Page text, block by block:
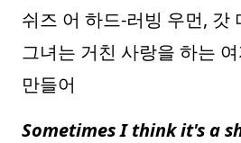
쉬즈 어 하드-러빙 우먼, 갓
그녀는 거친 사랑을 하는
만들어
Sometimes I think it's a